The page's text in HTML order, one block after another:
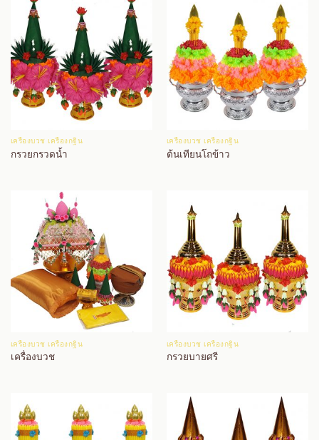
เครื่องบวช เครื่องกฐิน
กรวยกรวดน้ำ
เครื่องบวช เครื่องกฐิน
ต้นเทียนโถข้าว
เครื่องบวช เครื่องกฐิน
เครื่องบวช
เครื่องบวช เครื่องกฐิน
กรวยบายศรี